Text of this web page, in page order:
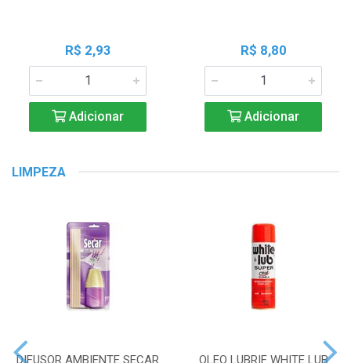
R$ 2,93
Adicionar
R$ 8,80
Adicionar
LIMPEZA
DIFUSOR AMBIENTE SECAR OLEO LUBRIF WHITE LUB